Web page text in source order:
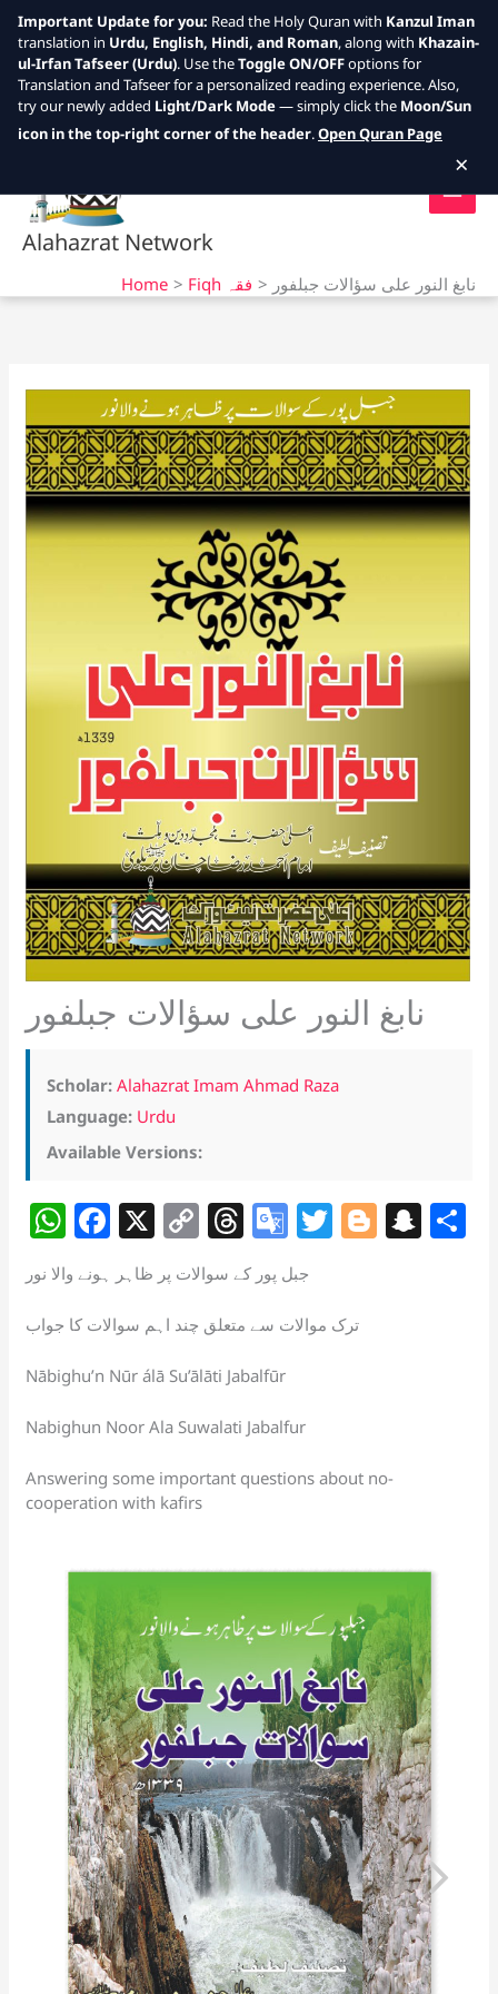
Skip
Alahazrat Network
Home Fiqh فقہ نابغ النور على سؤالات جبلفور
نابغ النور على سؤالات جبلفور
Scholar: Alahazrat Imam Ahmad Raza
Language: Urdu
Available Versions:
W
at
s
A
p
p
F
c
e
b
o
o
k
X C
o
p
y
Li
n
k
T
h
re
a
d
s
G
o
o
gl
a
n
e
T
er
Bl S
جبل پور کے سوالات پر ظاہر ہونے والا نور
ترک موالات سے متعلق چند اہم سوالات کا جواب
Nābighu’n Nūr álā Su’ālāti Jabalfūr
Nabighun Noor Ala Suwalati Jabalfur
Answering some important questions about no-
cooperation with kafirs
Important Update for you: Read the Holy Quran with Kanzul Iman
translation in Urdu, English, Hindi, and Roman, along with Khazain-
ul-Irfan Tafseer (Urdu). Use theToggle ON/OFFoptions for
Translation and Tafseer for a personalized reading experience. Also,
try our newly added Light/Dark Mode— simply click the Moon/Sun
icon in the top-right corner of the header.Open Quran Page
×